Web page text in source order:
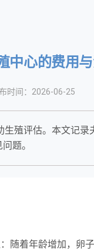
中心的费用
时间：2026-06-25
殖评估。本文记录
题。
随着年龄增加，卵